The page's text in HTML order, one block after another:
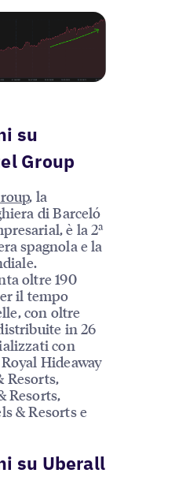
su
Group
, la
di Barceló
è la 2ª
spagnola e la
oltre 190
il tempo
con oltre
in 26
con
Hideaway
Resorts,
Resorts,
& Resorts e
su Uberall